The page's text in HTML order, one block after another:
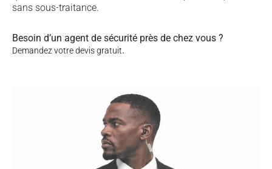
sans sous-traitance.
Besoin d’un agent de sécurité près de chez vous ?
Demandez votre devis gratuit.